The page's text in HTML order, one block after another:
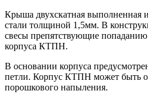
Крыша двухскатная выполненная
стали толщиной 1,5мм. В
свесы препятствующие
корпуса КТПН.
В основании корпуса
петли. Корпус КТПН может быть
порошкового напыления.